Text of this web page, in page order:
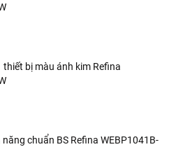
thiết bị màu ánh kim Refina
năng chuẩn BS Refina WEBP1041B-